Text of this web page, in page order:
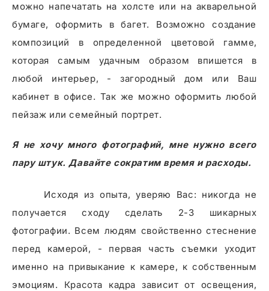
можно напечатать на холсте или на акварельной
бумаге, оформить в багет. Возможно создание
композиций в определенной цветовой гамме,
которая самым удачным образом впишется в
любой интерьер, - загородный дом или Ваш
кабинет в офисе. Так же можно оформить любой
пейзаж или семейный портрет.
Я не хочу много фотографий, мне нужно всего
пару штук. Давайте сократим время и расходы.
Исходя из опыта, уверяю Вас: никогда не
получается сходу сделать 2-3 шикарных
фотографии. Всем людям свойственно стеснение
перед камерой, - первая часть съемки уходит
именно на привыкание к камере, к собственным
эмоциям. Красота кадра зависит от освещения,